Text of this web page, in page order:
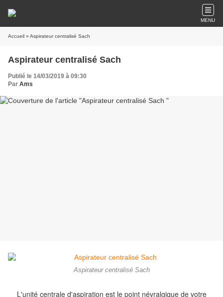
MENU
Accueil » Aspirateur centralisé Sach
Aspirateur centralisé Sach
Publié le 14/03/2019 à 09:30
Par Ams
Aspirateur centralisé Sach
L'unité centrale d'aspiration est le point névralgique de votre